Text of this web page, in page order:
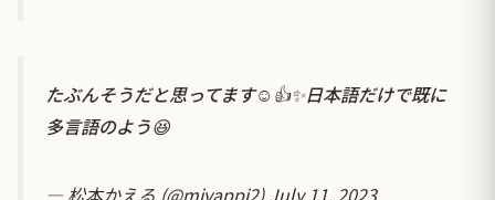
たぶんそうだと思ってます☺️👍✨日本語だけで既に
多言語のよう😆
— 松本かえる (@miyappi2)July 11, 2023